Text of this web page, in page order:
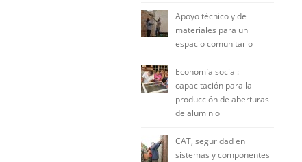
Apoyo técnico y de
materiales para un
espacio comunitario
Economía social:
capacitación para la
producción de aberturas
de aluminio
CAT, seguridad en
sistemas y componentes